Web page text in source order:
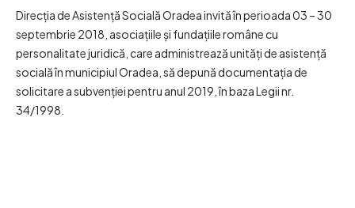
Direcţia de Asistenţă Socială Oradea invită în perioada 03 – 30
septembrie 2018, asociaţiile şi fundaţiile române cu
personalitate juridică, care administrează unităţi de asistenţă
socială în municipiul Oradea, să depună documentaţia de
solicitare a subvenţiei pentru anul 2019, în baza Legii nr.
34/1998.